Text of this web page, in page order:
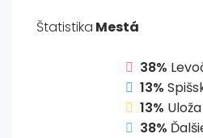
Štatistika Mestá
38%
13%
13% Uloža
38%